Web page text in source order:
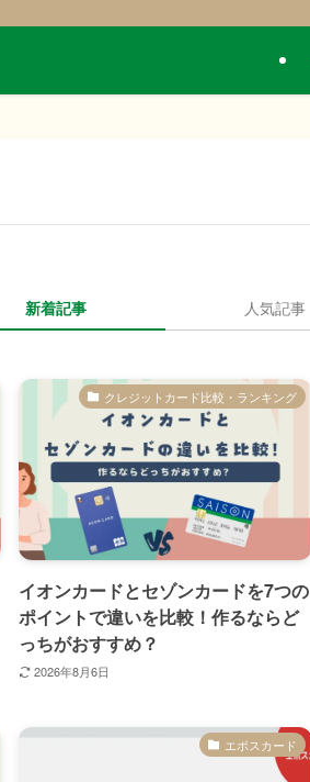
新着記事 人気記事
クレジットカード比較・ランキング
イオンカードとセゾンカードを7つの
ポイントで違いを比較！作るならど
っちがおすすめ？
2026年8月6日
エポスカード